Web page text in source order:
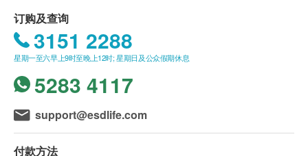
X光 重点项目
泌尿系统 X光
3 基本项目
心血管疾病危险因子
高灵敏度肌钙蛋白 I
HK$ 360.0
乙型肝炎DNA (定量)
主要用来检测血液中乙型肝炎病毒的数量，以评估病毒的活跃
HK$1,100.0
维化命D, 总计
HK$340.0
客户必须于有效期内接受有关检查，并须于有效期完
结前至少一个月预约相关检查，逾期作废，并不设退
款。
领取身体检查报告
本院的检查服务已包括检查前后的医生评估费用。一
般情况下，本院会相约客户在14个工作天(不包括星期
六、日及公众假期) 后回来本院领取检查报告。
订购及查询
3151 2288
星期一至六早上9时至晚上12时; 星期日及公众假期休息
5283 4117
support@esdlife.com
付款方法